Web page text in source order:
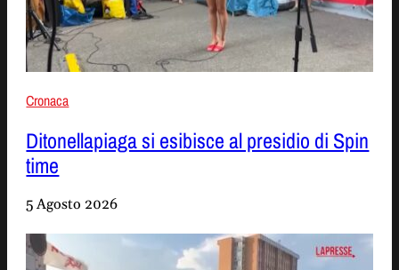
Cronaca
Ditonellapiaga si esibisce al presidio di Spin
time
5 Agosto 2026